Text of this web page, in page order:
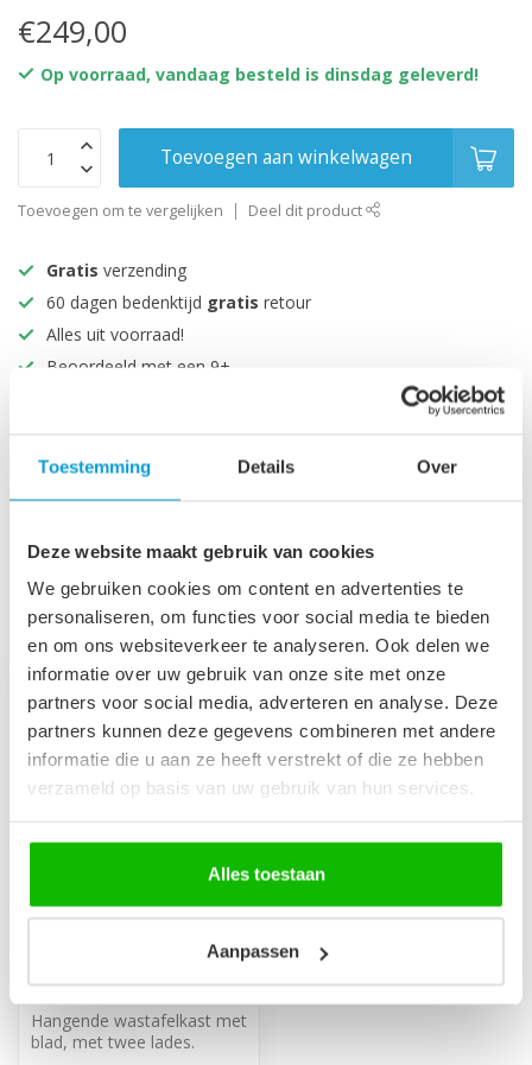
Toestemming Details Over
Deze website maakt gebruik van cookies
We gebruiken cookies om content en advertenties te
personaliseren, om functies voor social media te bieden
en om ons websiteverkeer te analyseren. Ook delen we
informatie over uw gebruik van onze site met onze
partners voor social media, adverteren en analyse. Deze
partners kunnen deze gegevens combineren met andere
informatie die u aan ze heeft verstrekt of die ze hebben
verzameld op basis van uw gebruik van hun services.
Alles toestaan
Aanpassen
€249,00
Op voorraad, vandaag besteld is dinsdag geleverd!
Toevoegen aan winkelwagen
Toevoegen om te vergelijken Deel dit product
Gratis verzending
60 dagen bedenktijd gratis retour
Alles uit voorraad!
Beoordeeld met een 9+
Specificaties
Recent bekeken
Wastafelkast Borneo
60 x 49 x 63 cm - mat
wit
Hangende wastafelkast met
blad, met twee lades.